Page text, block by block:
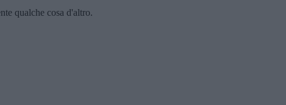
qualche cosa d'altro.